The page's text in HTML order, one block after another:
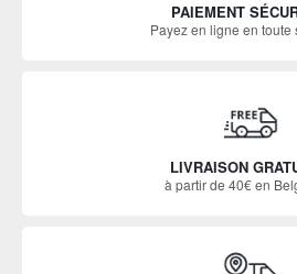
PAIEMENT
Payez en ligne en toute
LIVRAISON
à partir de 40€ en